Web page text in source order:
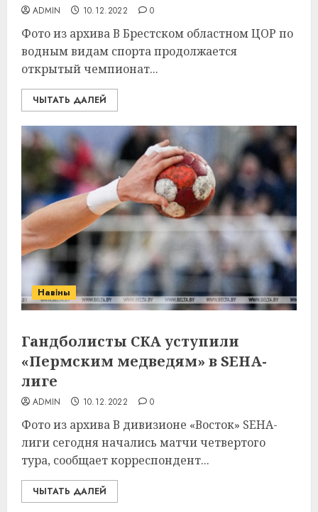
ADMIN 10.12.2022 0
Фото из архива В Брестском областном ЦОР по
водным видам спорта продолжается
открытый чемпионат...
ЧЫТАТЬ ДАЛЕЙ
Навіны
Гандболисты СКА уступили
«Пермским медведям» в SEHA-
лиге
ADMIN 10.12.2022 0
Фото из архива В дивизионе «Восток» SEHA-
лиги сегодня начались матчи четвертого
тура, сообщает корреспондент...
ЧЫТАТЬ ДАЛЕЙ